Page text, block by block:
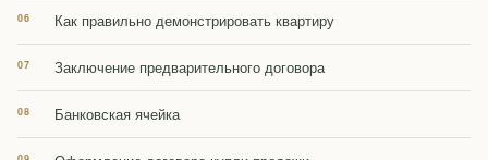
Как правильно демонстрировать квартиру
Заключение предварительного договора
Банковская ячейка